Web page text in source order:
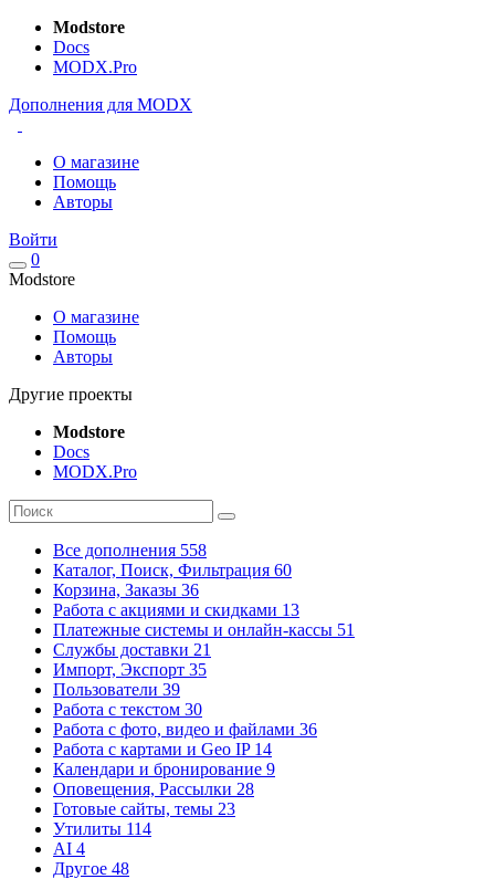
Modstore
Docs
MODX.Pro
Дополнения для MODX
О магазине
Помощь
Авторы
Войти
0
Modstore
О магазине
Помощь
Авторы
Другие проекты
Modstore
Docs
MODX.Pro
Все дополнения 558
Каталог, Поиск, Фильтрация 60
Корзина, Заказы 36
Работа с акциями и скидками 13
Платежные системы и онлайн-кассы 51
Службы доставки 21
Импорт, Экспорт 35
Пользователи 39
Работа с текстом 30
Работа с фото, видео и файлами 36
Работа с картами и Geo IP 14
Календари и бронирование 9
Оповещения, Рассылки 28
Готовые сайты, темы 23
Утилиты 114
AI 4
Другое 48